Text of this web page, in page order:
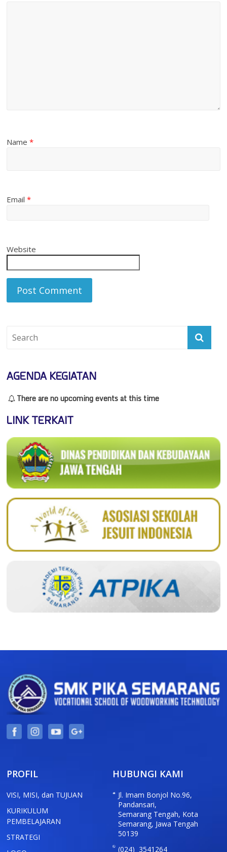
Name*
Email*
Website
AGENDA KEGIATAN
There are no upcoming events at this time
LINK TERKAIT
PROFIL
VISI, MISI, dan TUJUAN
KURIKULUM
PEMBELAJARAN
STRATEGI
HUBUNGI KAMI
Jl. Imam Bonjol No.96,
Pandansari,
Semarang Tengah, Kota
Semarang, Jawa Tengah
50139
(024) 3541264